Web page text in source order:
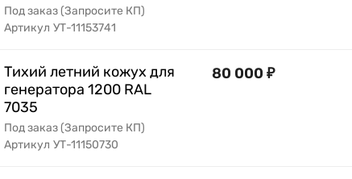
Под заказ (Запросите КП)
Артикул УТ-11153741
Тихий летний кожух для
генератора 1200 RAL
7035
Под заказ (Запросите КП)
Артикул УТ-11150730
80 000 ₽